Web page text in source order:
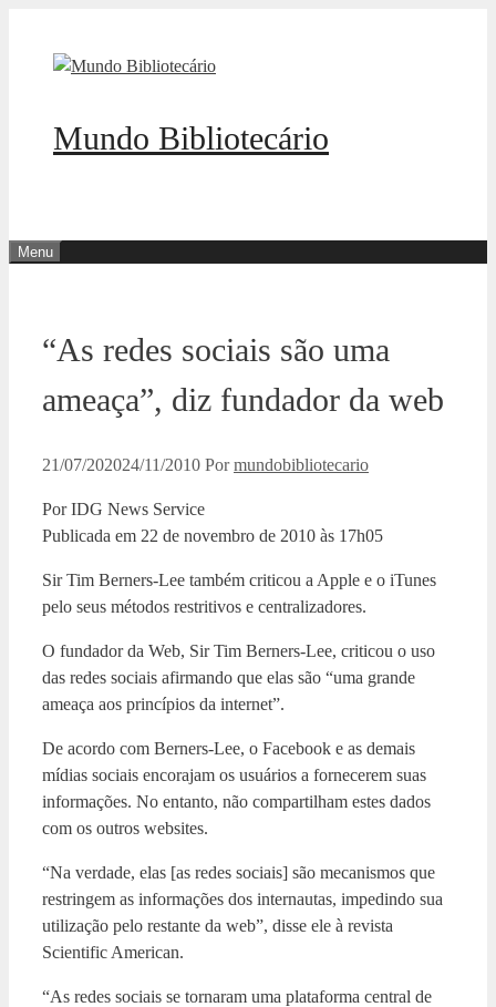
Mundo Bibliotecário
Menu
“As redes sociais são uma
ameaça”, diz fundador da web
21/07/202024/11/2010 Pormundobibliotecario
Por IDG News Service
Publicada em 22 de novembro de 2010 às 17h05
Sir Tim Berners-Lee também criticou a Apple e o iTunes
pelo seus métodos restritivos e centralizadores.
O fundador da Web, Sir Tim Berners-Lee, criticou o uso
das redes sociais afirmando que elas são “uma grande
ameaça aos princípios da internet”.
De acordo com Berners-Lee, o Facebook e as demais
mídias sociais encorajam os usuários a fornecerem suas
informações. No entanto, não compartilham estes dados
com os outros websites.
“Na verdade, elas [as redes sociais] são mecanismos que
restringem as informações dos internautas, impedindo sua
utilização pelo restante da web”, disse ele à revista
Scientific American.
“As redes sociais se tornaram uma plataforma central de